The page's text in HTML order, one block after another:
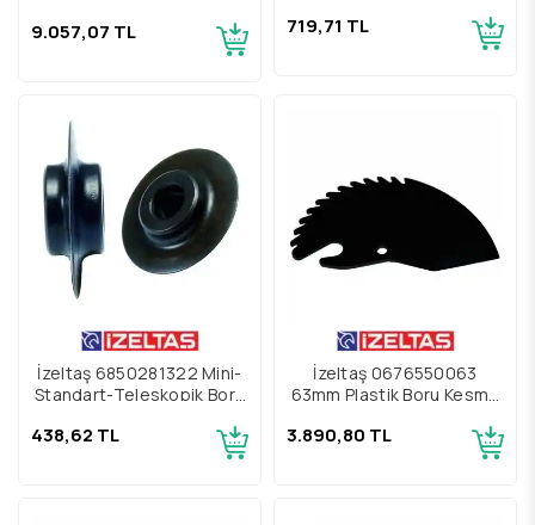
9.057,07 TL 719,71 TL
İzeltaş 6850281322 Mini-
Standart-Teleskopik Boru
438,62 TL
İzeltaş 0676550063
63mm Plastik Boru Kesme
3.890,80 TL